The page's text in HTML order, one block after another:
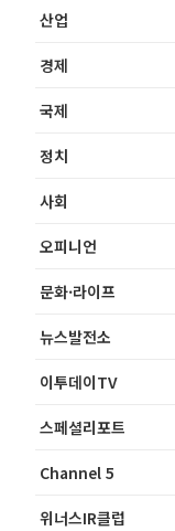
산업
경제
국제
정치
사회
오피니언
문화·라이프
뉴스발전소
이투데이TV
스페셜리포트
Channel 5
위너스IR클럽